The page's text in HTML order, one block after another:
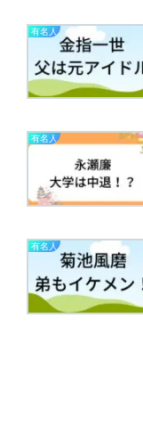
有名人
有名人
有名人